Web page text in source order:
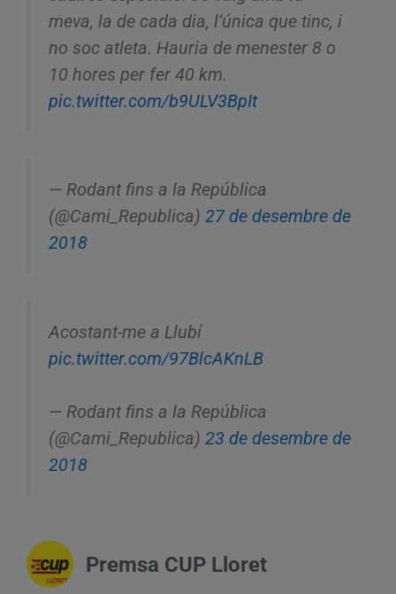
meva, la de cada dia, l’única que tinc, i
no soc atleta. Hauria de menester 8 o
10 hores per fer 40 km.
pic.twitter.com/b9ULV3BpIt
— Rodant fins a la República
(@Cami_Republica) 27 de desembre de
2018
Acostant-me a Llubí
pic.twitter.com/97BlcAKnLB
— Rodant fins a la República
(@Cami_Republica) 23 de desembre de
2018
Premsa CUP Lloret